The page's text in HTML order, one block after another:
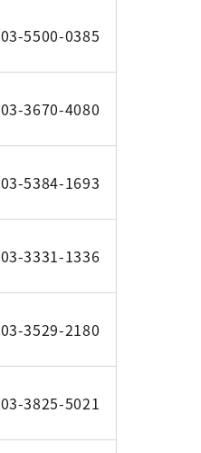
03-5500-0385
03-3670-4080
03-5384-1693
03-3331-1336
03-3529-2180
03-3825-5021